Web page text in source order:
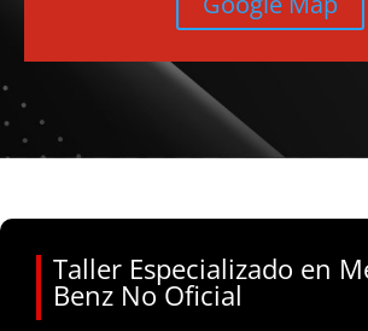
Taller Especializado en
Benz No Oficial